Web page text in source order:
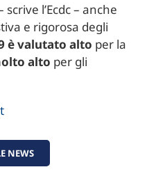
l’Ecdc – anche
e rigorosa degli
è valutato alto per la
alto per gli
NEWS